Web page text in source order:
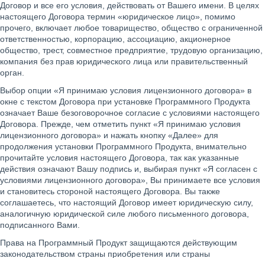
Договор и все его условия, действовать от Вашего имени. В целях
настоящего Договора термин «юридическое лицо», помимо
прочего, включает любое товарищество, общество с ограниченной
ответственностью, корпорацию, ассоциацию, акционерное
общество, трест, совместное предприятие, трудовую организацию,
компания без прав юридического лица или правительственный
орган.
Выбор опции «Я принимаю условия лицензионного договора» в
окне с текстом Договора при установке Программного Продукта
означает Ваше безоговорочное согласие с условиями настоящего
Договора. Прежде, чем отметить пункт «Я принимаю условия
лицензионного договора» и нажать кнопку «Далее» для
продолжения установки Программного Продукта, внимательно
прочитайте условия настоящего Договора, так как указанные
действия означают Вашу подпись и, выбирая пункт «Я согласен с
условиями лицензионного договора», Вы принимаете все условия
и становитесь стороной настоящего Договора. Вы также
соглашаетесь, что настоящий Договор имеет юридическую силу,
аналогичную юридической силе любого письменного договора,
подписанного Вами.
Права на Программный Продукт защищаются действующим
законодательством страны приобретения или страны